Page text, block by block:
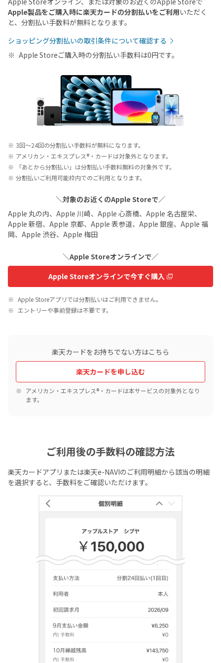
Apple製品をご購入時に楽天カードの分割払いをご利用いただく
と、分割払い手数料が無料となります。
ショッピング分割払いの取引条件について確認する
Apple Storeご購入時の分割払い手数料は0円です。
3回～24回の分割払い手数料が無料になります。
アメリカン・エキスプレス®・カードは対象外となります。
「あとから分割払い」は分割払い手数料無料の対象外です。
分割払いご利用可能枠内でのご利用となります。
＼対象のお近くのApple Storeで／
Apple 丸の内、Apple 川崎、Apple 心斎橋、Apple 名古屋栄、
Apple 新宿、Apple 京都、Apple 表参道、Apple 銀座、Apple 福
岡、Apple 渋谷、Apple 梅田
＼Apple Storeオンラインで／
Apple Storeオンラインで今すぐ購入
Apple Storeアプリでは分割払いはご利用できません。
エントリーや事前登録は不要です。
楽天カードをお持ちでない方はこちら
楽天カードを申し込む
アメリカン・エキスプレス®・カードは本サービスの対象外となり
ます。
ご利用後の手数料の確認方法
楽天カードアプリまたは楽天e-NAVIのご利用明細から該当の明細
を選択すると、手数料をご確認いただけます。